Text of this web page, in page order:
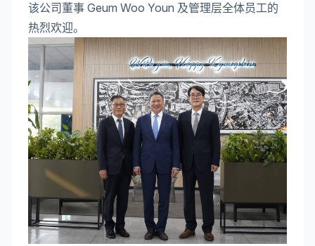
该公司董事 Geum Woo Youn 及管理层全体员工的
热烈欢迎。